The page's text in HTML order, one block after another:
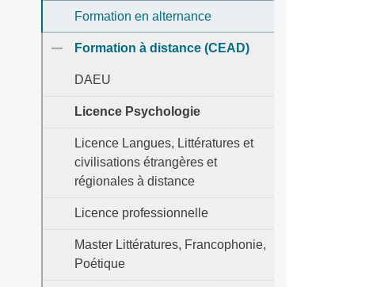
Formation en alternance
Formation à distance (CEAD)
DAEU
Licence Psychologie
Licence Langues, Littératures et
civilisations étrangères et
régionales à distance
Licence professionnelle
Master Littératures, Francophonie,
Poétique